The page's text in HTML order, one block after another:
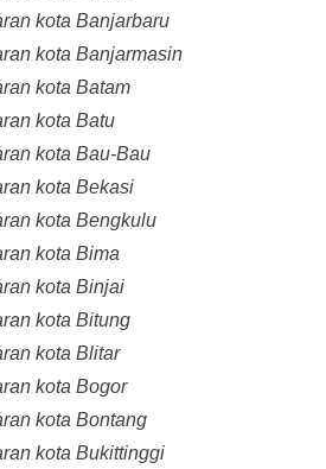
kota Banjarbaru
kota Banjarmasin
kota Batam
kota Batu
kota Bau-Bau
kota Bekasi
kota Bengkulu
kota Bima
kota Binjai
kota Bitung
kota Blitar
kota Bogor
kota Bontang
kota Bukittinggi